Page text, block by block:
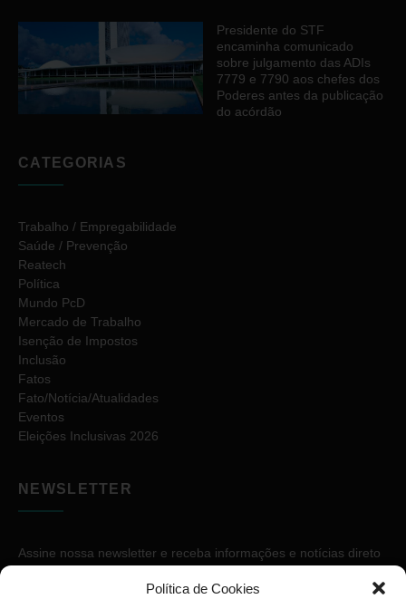
Política de Cookies
Presidente do STF
encaminha comunicado
sobre julgamento das ADIs
7779 e 7790 aos chefes dos
Poderes antes da publicação
do acórdão
CATEGORIAS
Trabalho / Empregabilidade
Saúde / Prevenção
Reatech
Política
Mundo PcD
Mercado de Trabalho
Isenção de Impostos
Inclusão
Fatos
Fato/Notícia/Atualidades
Eventos
Eleições Inclusivas 2026
NEWSLETTER
Assine nossa newsletter e receba informações e notícias direto